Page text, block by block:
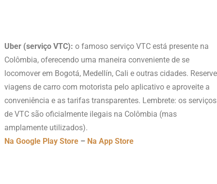
Uber (serviço VTC): o famoso serviço VTC está presente na
Colômbia, oferecendo uma maneira conveniente de se
locomover em Bogotá, Medellín, Cali e outras cidades. Reserve
viagens de carro com motorista pelo aplicativo e aproveite a
conveniência e as tarifas transparentes. Lembrete: os serviços
de VTC são oficialmente ilegais na Colômbia (mas
amplamente utilizados).
Na Google Play Store– Na App Store